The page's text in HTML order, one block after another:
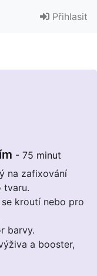
Přihlasit
- 75 minut
na zafixování
tvaru.
kroutí nebo pro
barvy.
a booster,